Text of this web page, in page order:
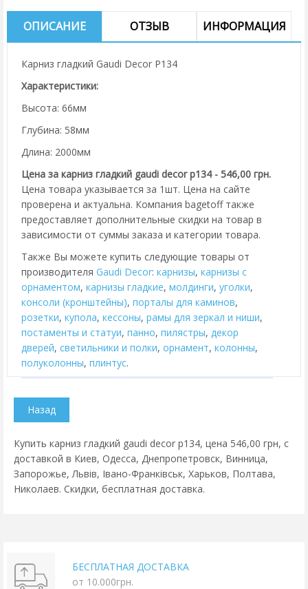
ОПИСАНИЕ ОТЗЫВ ИНФОРМАЦИЯ
Карниз гладкий Gaudi Decor P134
Характеристики:
Высота: 66мм
Глубина: 58мм
Длина: 2000мм
Цена за карниз гладкий gaudi decor p134 - 546,00 грн.
Цена товара указывается за 1шт. Цена на сайте
проверена и актуальна. Компания bagetoff также
предоставляет дополнительные скидки на товар в
зависимости от суммы заказа и категории товара.
Также Вы можете купить следующие товары от
производителя Gaudi Decor: карнизы, карнизы с
орнаментом, карнизы гладкие, молдинги, уголки,
консоли (кронштейны), порталы для каминов,
розетки, купола, кессоны, рамы для зеркал и ниши,
постаменты и статуи, панно, пилястры, декор
дверей, cветильники и полки, орнамент, колонны,
полуколонны, плинтус.
Купить карниз гладкий gaudi decor p134, цена 546,00 грн, с
доставкой в Киев, Одесса, Днепропетровск, Винница,
Запорожье, Львів, Івано-Франківськ, Харьков, Полтава,
Николаев. Скидки, бесплатная доставка.
БЕСПЛАТНАЯ ДОСТАВКА
от 10.000грн.